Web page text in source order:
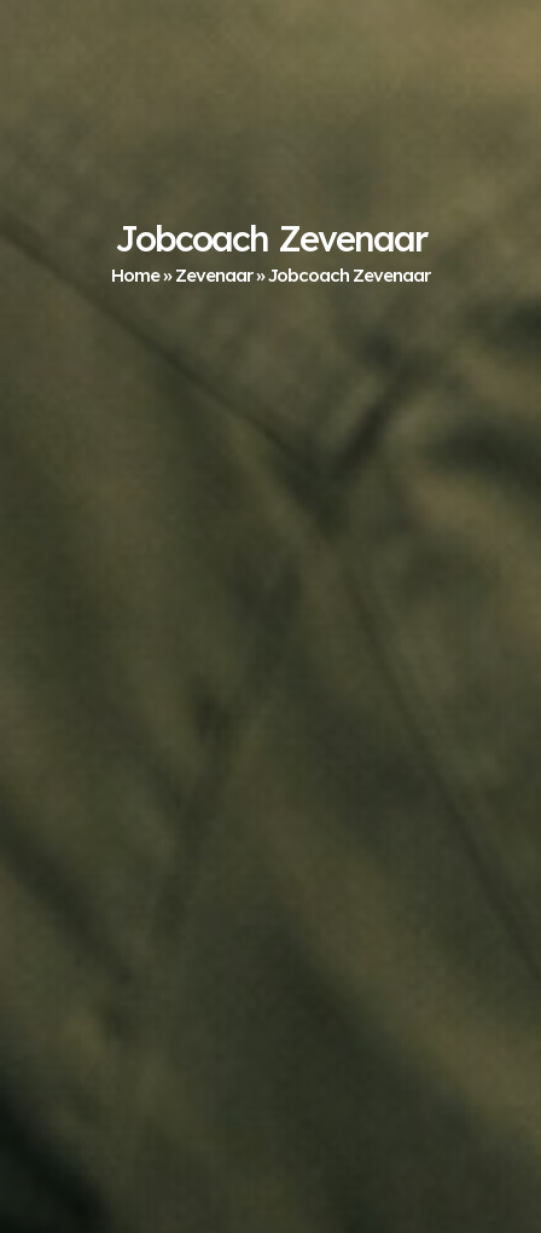
Jobcoach Zevenaar
Home»Zevenaar»Jobcoach Zevenaar